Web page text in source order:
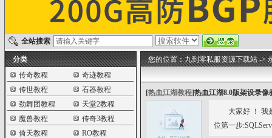
全站搜索
分类
传奇教程
奇迹教程
传世教程
石器教程
劲舞团教程
天堂2教程
魔兽教程
传奇3教程
倚天教程
RO教程
您的位置：九到零私服资源下载站->
[热血江湖教程]热血江湖8.0版架设录像
大家好 ！ 我
位第一步